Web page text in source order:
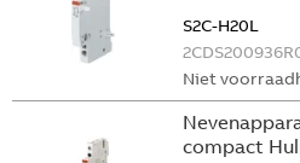
S2C-H20L
Niet
compact